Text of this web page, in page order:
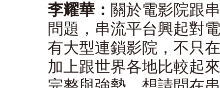
李耀華： 關於電影院跟
問題，串流平台興起對
有大型連鎖影院，不只
加上跟世界各地比較起